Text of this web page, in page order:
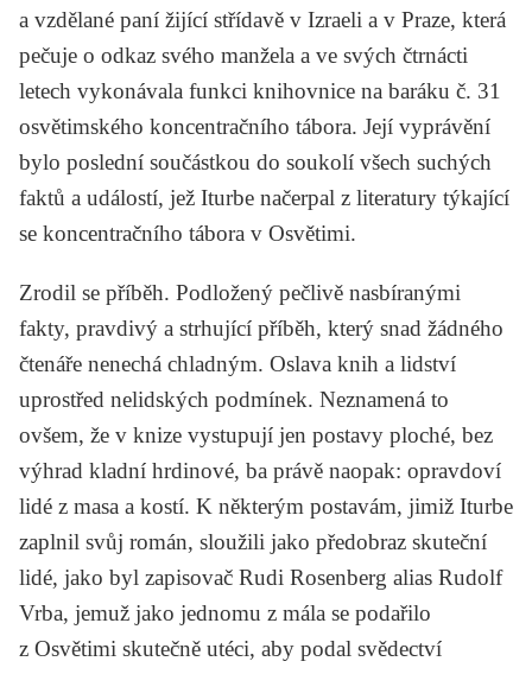
a vzdělané paní žijící střídavě v Izraeli a v Praze, která
pečuje o odkaz svého manžela a ve svých čtrnácti
letech vykonávala funkci knihovnice na baráku č. 31
osvětimského koncentračního tábora. Její vyprávění
bylo poslední součástkou do soukolí všech suchých
faktů a událostí, jež Iturbe načerpal z literatury týkající
se koncentračního tábora v Osvětimi.
Zrodil se příběh. Podložený pečlivě nasbíranými
fakty, pravdivý a strhující příběh, který snad žádného
čtenáře nenechá chladným. Oslava knih a lidství
uprostřed nelidských podmínek. Neznamená to
ovšem, že v knize vystupují jen postavy ploché, bez
výhrad kladní hrdinové, ba právě naopak: opravdoví
lidé z masa a kostí. K některým postavám, jimiž Iturbe
zaplnil svůj román, sloužili jako předobraz skuteční
lidé, jako byl zapisovač Rudi Rosenberg alias Rudolf
Vrba, jemuž jako jednomu z mála se podařilo
z Osvětimi skutečně utéci, aby podal svědectví